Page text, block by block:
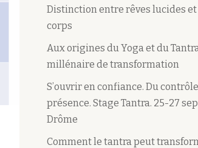
Distinction entre rêves lucides
corps
Aux origines du Yoga et du
millénaire de transformation
S’ouvrir en confiance. Du
présence. Stage Tantra. 25-27
Drôme
Comment le tantra peut